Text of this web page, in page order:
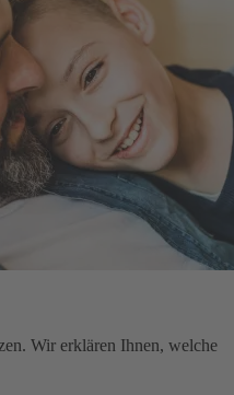
Wir erklären Ihnen, welche